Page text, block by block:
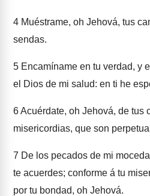
4 Muéstrame, oh Jehová, tus
sendas.
5 Encamíname en tu verdad, y
el Dios de mi salud: en ti he
6Acuérdate, oh Jehová, de tus
misericordias, que son
7 De los pecados de mi
te acuerdes; conforme á tu
por tu bondad, oh Jehová.